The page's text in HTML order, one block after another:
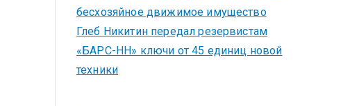
бесхозяйное движимое имущество
Глеб Никитин передал резервистам
«БАРС-НН» ключи от 45 единиц новой
техники